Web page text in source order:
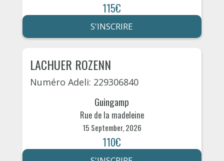
115€
S'INSCRIRE
LACHUER ROZENN
Numéro Adeli: 229306840
Guingamp
Rue de la madeleine
15 September, 2026
110€